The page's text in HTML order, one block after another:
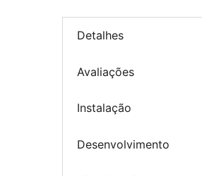
Detalhes
Avaliações
Instalação
Desenvolvimento